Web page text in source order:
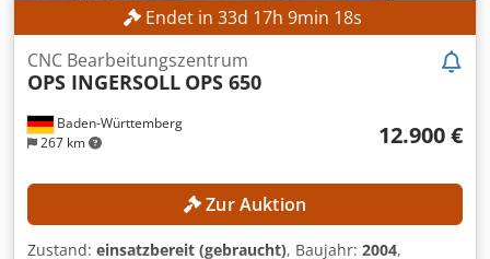
Endet in 33d 17h 9min 16s
Baden-Württemberg
267 km
CNC Bearbeitungszentrum
OPS INGERSOLL OPS 650
12.900 €
Zur Auktion
Zustand: einsatzbereit (gebraucht), Baujahr: 2004,